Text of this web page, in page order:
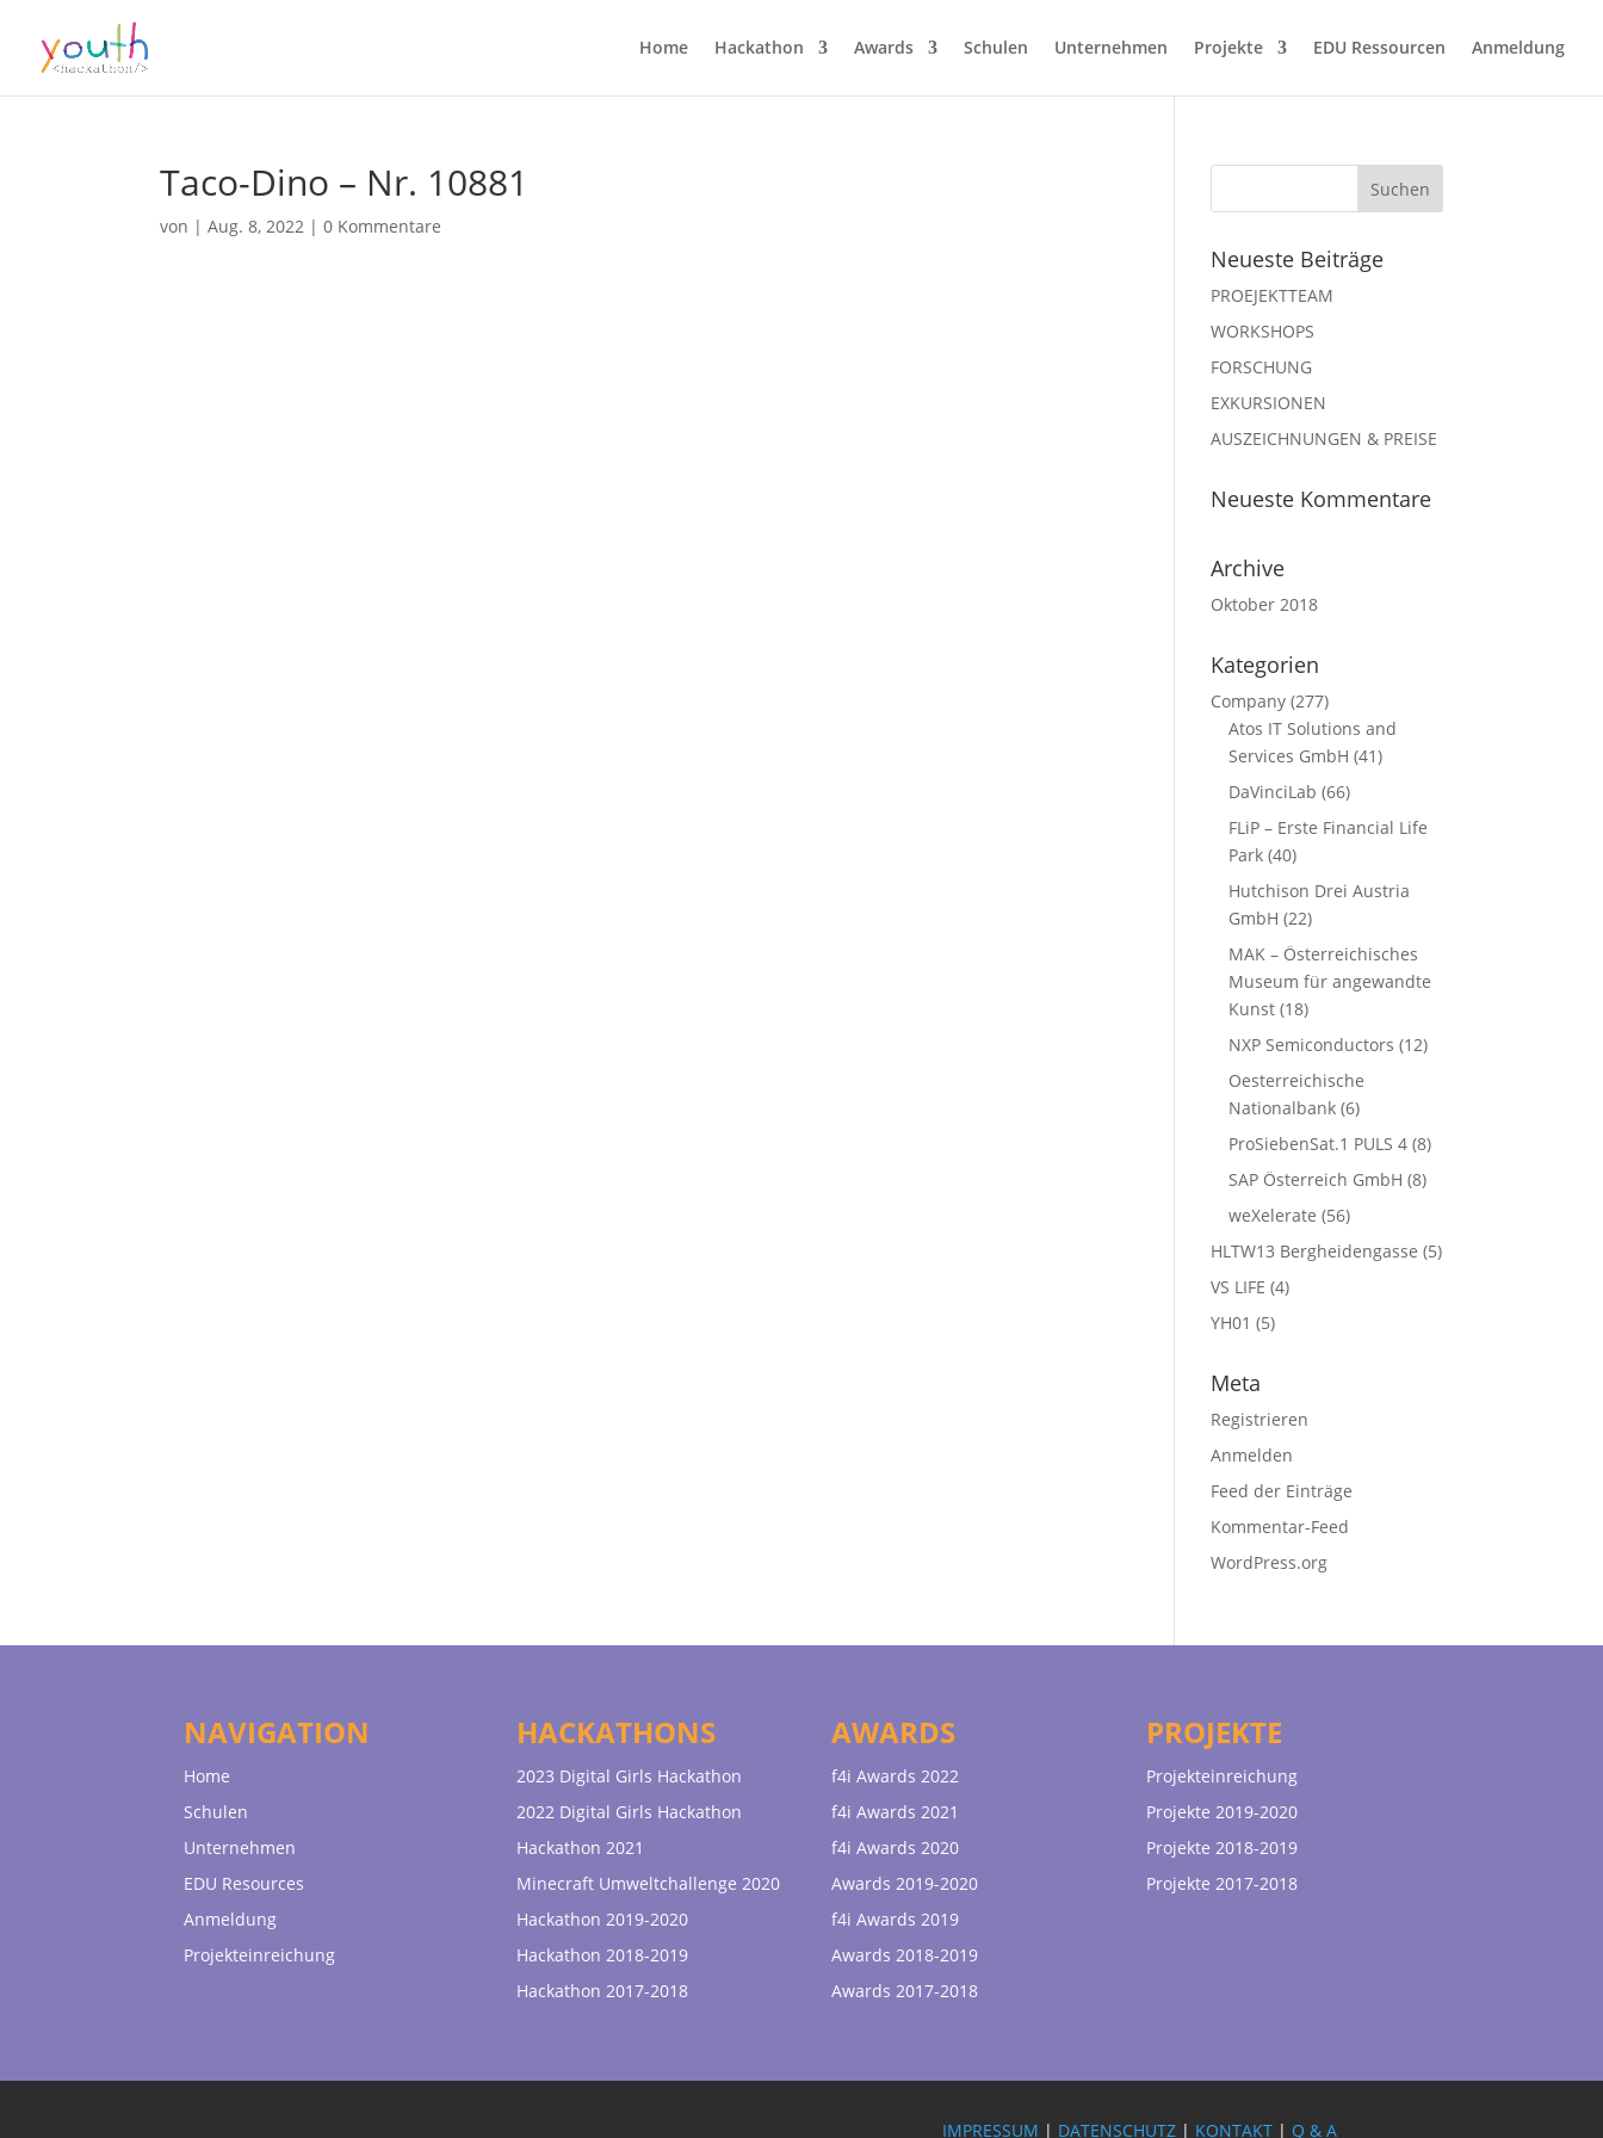
Home Hackathon Awards Schulen Unternehmen Projekte EDU Ressourcen Anmeldung
Taco-Dino – Nr. 10881
von |Aug. 8, 2022 |0 Kommentare
Neueste Beiträge
PROEJEKTTEAM
WORKSHOPS
FORSCHUNG
EXKURSIONEN
AUSZEICHNUNGEN & PREISE
Neueste Kommentare
Archive
Oktober 2018
Kategorien
Company (277)
Atos IT Solutions and
Services GmbH (41)
DaVinciLab (66)
FLiP – Erste Financial Life
Park (40)
Hutchison Drei Austria
GmbH (22)
MAK – Österreichisches
Museum für angewandte
Kunst (18)
NXP Semiconductors (12)
Oesterreichische
Nationalbank (6)
ProSiebenSat.1 PULS 4 (8)
SAP Österreich GmbH (8)
weXelerate (56)
HLTW13 Bergheidengasse (5)
VS LIFE (4)
YH01 (5)
Meta
Registrieren
Anmelden
Feed der Einträge
Kommentar-Feed
WordPress.org
NAVIGATION
Home
Schulen
Unternehmen
EDU Resources
Anmeldung
Projekteinreichung
HACKATHONS
2023 Digital Girls Hackathon
2022 Digital Girls Hackathon
Hackathon 2021
Minecraft Umweltchallenge 2020
Hackathon 2019-2020
Hackathon 2018-2019
Hackathon 2017-2018
AWARDS
f4i Awards 2022
f4i Awards 2021
f4i Awards 2020
Awards 2019-2020
f4i Awards 2019
Awards 2018-2019
Awards 2017-2018
PROJEKTE
Projekteinreichung
Projekte 2019-2020
Projekte 2018-2019
Projekte 2017-2018
IMPRESSUM | DATENSCHUTZ | KONTAKT | Q & A